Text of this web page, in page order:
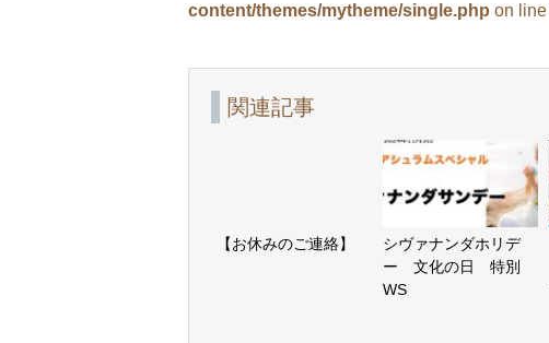
content/themes/mytheme/single.php on line
関連記事
【お休みのご連絡】
シヴァナンダホリデ
ー 文化の日 特別
WS